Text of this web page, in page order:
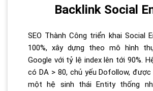
Backlink Social
SEO Thành Công triển khai Social
100%, xây dựng theo mô hình
Google với tỷ lệ index lên tới 90%.
có DA > 80, chủ yếu Dofollow,
một hệ sinh thái Entity thống